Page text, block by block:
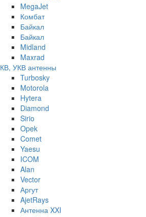
MegaJet
Комбат
Байкал
Байкал
Midland
Maxrad
КВ, УКВ антенны
Turbosky
Motorola
Hytera
Diamond
Sirio
Opek
Comet
Yaesu
ICOM
Alan
Vector
Аргут
AjetRays
Антенна XXI